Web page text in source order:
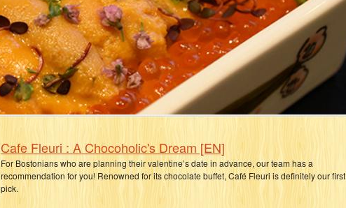
Cafe Fleuri : A Chocoholic's Dream [EN]
For Bostonians who are planning their valentine’s date in advance, our team has a
recommendation for you! Renowned for its chocolate buffet, Café Fleuri is definitely our first
pick.